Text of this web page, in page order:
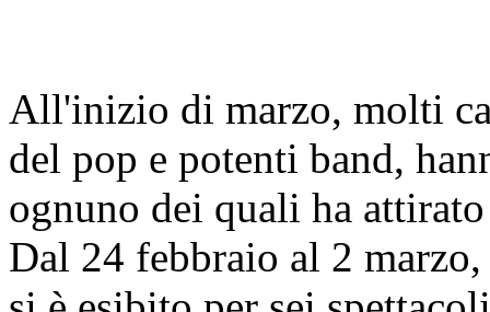
All'inizio di marzo, molti
del pop e potenti band,
ognuno dei quali ha
Dal 24 febbraio al 2